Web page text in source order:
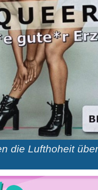
die Lufthoheit